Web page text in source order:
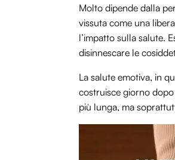
Molto dipende dalla
vissuta come una
l’impatto sulla salute.
disinnescare le
La salute emotiva, in
costruisce giorno
più lunga, ma